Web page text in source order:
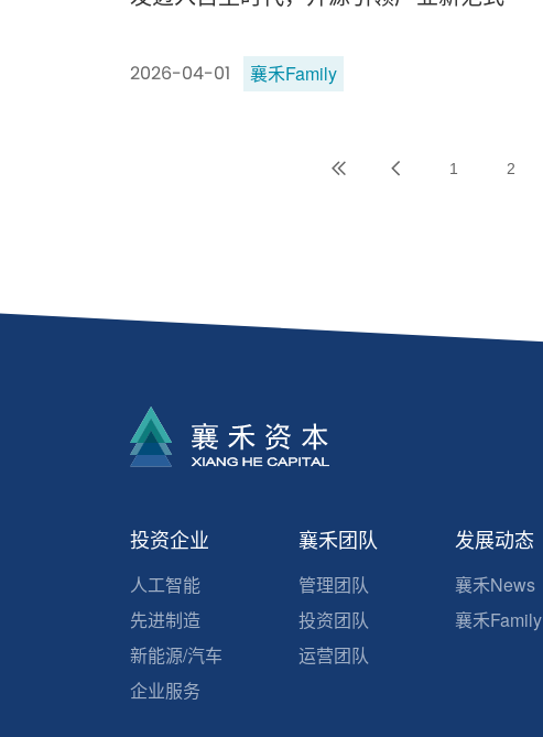
2026-04-01 襄禾Family
1 2
投资企业
人工智能
先进制造
新能源/汽车
企业服务
襄禾团队
管理团队
投资团队
运营团队
发展动态
襄禾News
襄禾Family